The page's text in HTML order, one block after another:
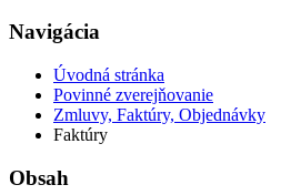
Navigácia
Úvodná stránka
Povinné zverejňovanie
Zmluvy, Faktúry, Objednávky
Faktúry
Obsah